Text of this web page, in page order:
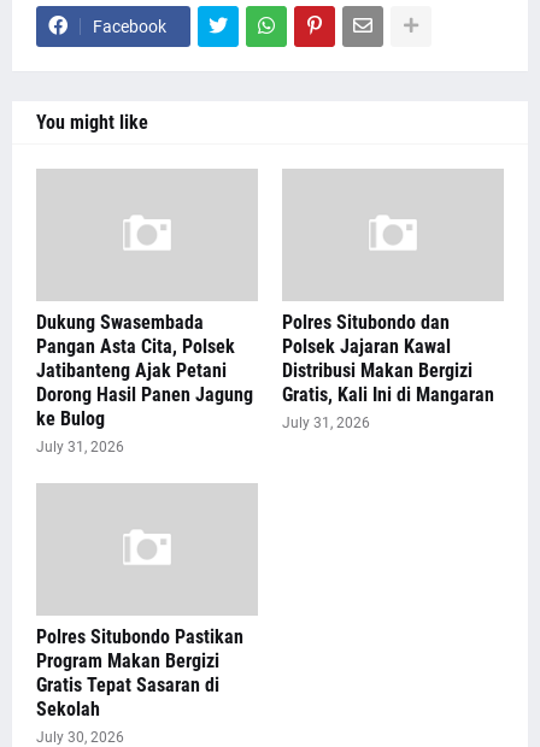
Facebook
You might like
Dukung Swasembada
Pangan Asta Cita, Polsek
Jatibanteng Ajak Petani
Dorong Hasil Panen Jagung
ke Bulog
July 31, 2026
Polres Situbondo dan
Polsek Jajaran Kawal
Distribusi Makan Bergizi
Gratis, Kali Ini di Mangaran
July 31, 2026
Polres Situbondo Pastikan
Program Makan Bergizi
Gratis Tepat Sasaran di
Sekolah
July 30, 2026